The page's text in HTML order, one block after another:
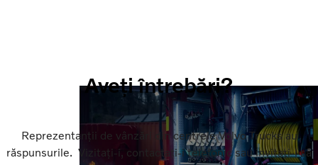
Aveți întrebări?
Reprezentanții de vânzări din centrele Volvo Trucks au
răspunsurile. Vizitați‑i, contactați‑i telefonic sau invitați‑i să